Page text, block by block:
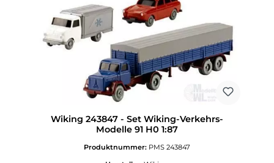
Wiking 243847 - Set Wiking-Verkehrs-
Modelle 91 H0 1:87
Produktnummer: PMS 243847